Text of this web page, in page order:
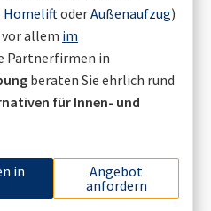
HomeliftoderAußenaufzug)
vor allem im
Partnerfirmen in
beraten Sie ehrlich rund
für Innen- und
in
Angebot
anfordern